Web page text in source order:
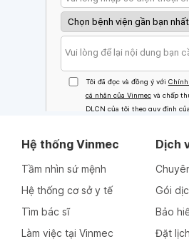
Hệ thống Vinmec
Tầm nhìn sứ mệnh
Hệ thống cơ sở y tế
Tìm bác sĩ
Làm việc tại Vinmec
Dịch
Gói
Bảo
Đặt